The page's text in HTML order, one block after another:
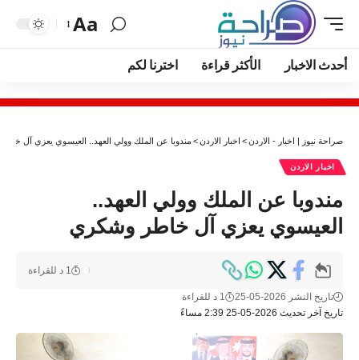
Aa
أحدث الاخبار الأكثر قراءة اخترنا لكم
صراحة نيوز | اخبار - الاردن> اخبار الاردن> مندوبا عن الملك وولي العهد.. العيسوي يعزي آل
اخبار الاردن
مندوبا عن الملك وولي العهد..
العيسوي يعزي آل خاطر وشكري
تاريخ آخر تحديث 2026-05-25 2:39 مساءً
تاريخ النشر 2026-05-25 1 د للقراءة
1 د للقراءة